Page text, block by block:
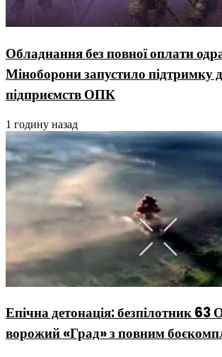
Обладнання без повної оплати
Міноборони запустило підтримку
підприємств ОПК
1 годину назад
Епічна детонація: безпілотник
ворожий «Град» з повним